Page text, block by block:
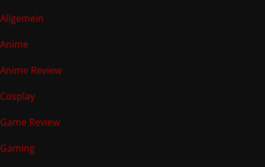
Allgemein
Anime
Anime Review
Cosplay
Game Review
Gaming